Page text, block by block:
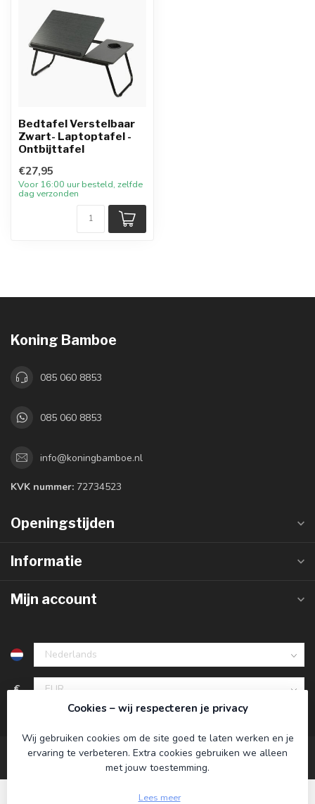
Bedtafel Verstelbaar
Zwart- Laptoptafel -
Ontbijttafel
€27,95
Voor 16:00 uur besteld, zelfde
dag verzonden
Koning Bamboe
085 060 8853
085 060 8853
info@koningbamboe.nl
KVK nummer: 72734523
Openingstijden
Informatie
Mijn account
€
Cookies – wij respecteren je privacy
Wij gebruiken cookies om de site goed te laten werken en je
ervaring te verbeteren. Extra cookies gebruiken we alleen
met jouw toestemming.
Lees meer